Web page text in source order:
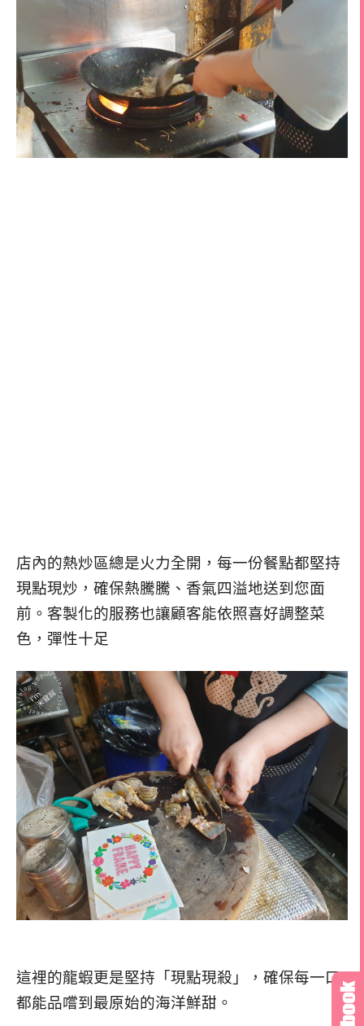
店內的熱炒區總是火力全開，每一份餐點都堅持
現點現炒，確保熱騰騰、香氣四溢地送到您面
前。客製化的服務也讓顧客能依照喜好調整菜
色，彈性十足
這裡的龍蝦更是堅持「現點現殺」，確保每一口
都能品嚐到最原始的海洋鮮甜。